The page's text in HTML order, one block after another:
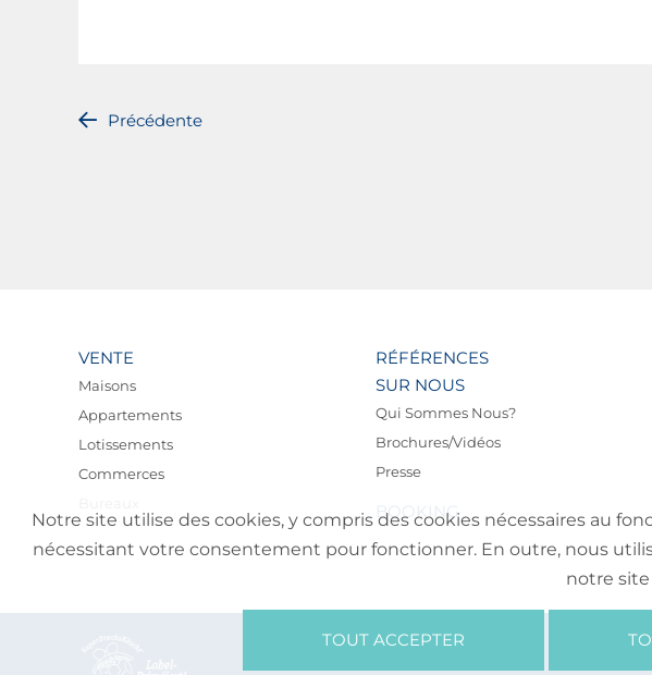
Précédente
VENTE
Maisons
Appartements
Lotissements
Commerces
RÉFÉRENCES
SUR NOUS
Qui Sommes Nous?
Brochures/Vidéos
Presse
BOOKING
Notre site utilise des cookies, y compris des cookies nécessaires au
nécessitant votre consentement pour fonctionner. En outre, nous
notre
TOUT ACCEPTER